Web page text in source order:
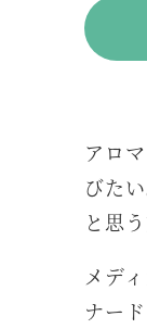
アロ
びたい
と思
メデ
ナー